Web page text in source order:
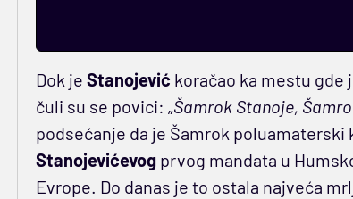
Dok je Stanojević koračao ka mestu gde
čuli su se povici: „Šamrok Stanoje,
podsećanje da je Šamrok poluamaterski
Stanojevićevogprvog mandata u
Evrope. Do danas je to ostala najveća